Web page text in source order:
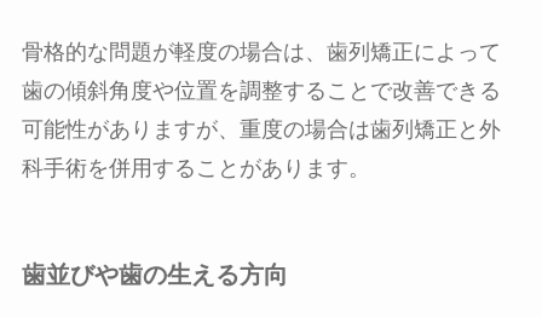
骨格的な問題が軽度の場合は、歯列矯正によって
歯の傾斜角度や位置を調整することで改善できる
可能性がありますが、重度の場合は歯列矯正と外
科手術を併用することがあります。
歯並びや歯の生える方向